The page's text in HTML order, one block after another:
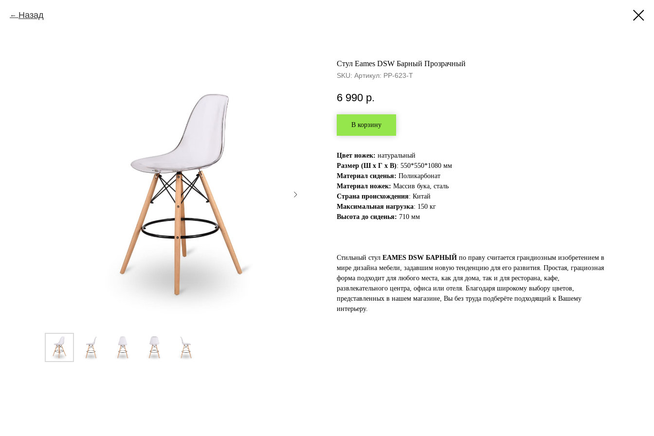
Назад
Cтул Eames DSW Барный Прозрачный
SKU: Артикул: PP-623-T
6 990 р.
В корзину
Цвет ножек: натуральный
Размер (Ш х Г х В): 550*550*1080 мм
Материал сиденья: Поликарбонат
Материал ножек: Массив бука, сталь
Страна происхождения: Китай
Максимальная нагрузка: 150 кг
Высота до сиденья: 710 мм
Стильный стул EAMES DSW БАРНЫЙ по праву считается грандиозным изобретением в
мире дизайна мебели, задавшим новую тенденцию для его развития. Простая, грациозная
форма подходит для любого места, как для дома, так и для ресторана, кафе,
развлекательного центра, офиса или отеля. Благодаря широкому выбору цветов,
представленных в нашем магазине, Вы без труда подберёте подходящий к Вашему
интерьеру.